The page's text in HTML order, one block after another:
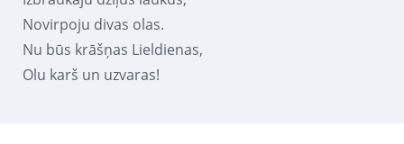
Novirpoju divas olas.
Nu būs krāšņas Lieldienas,
Olu karš un uzvaras!